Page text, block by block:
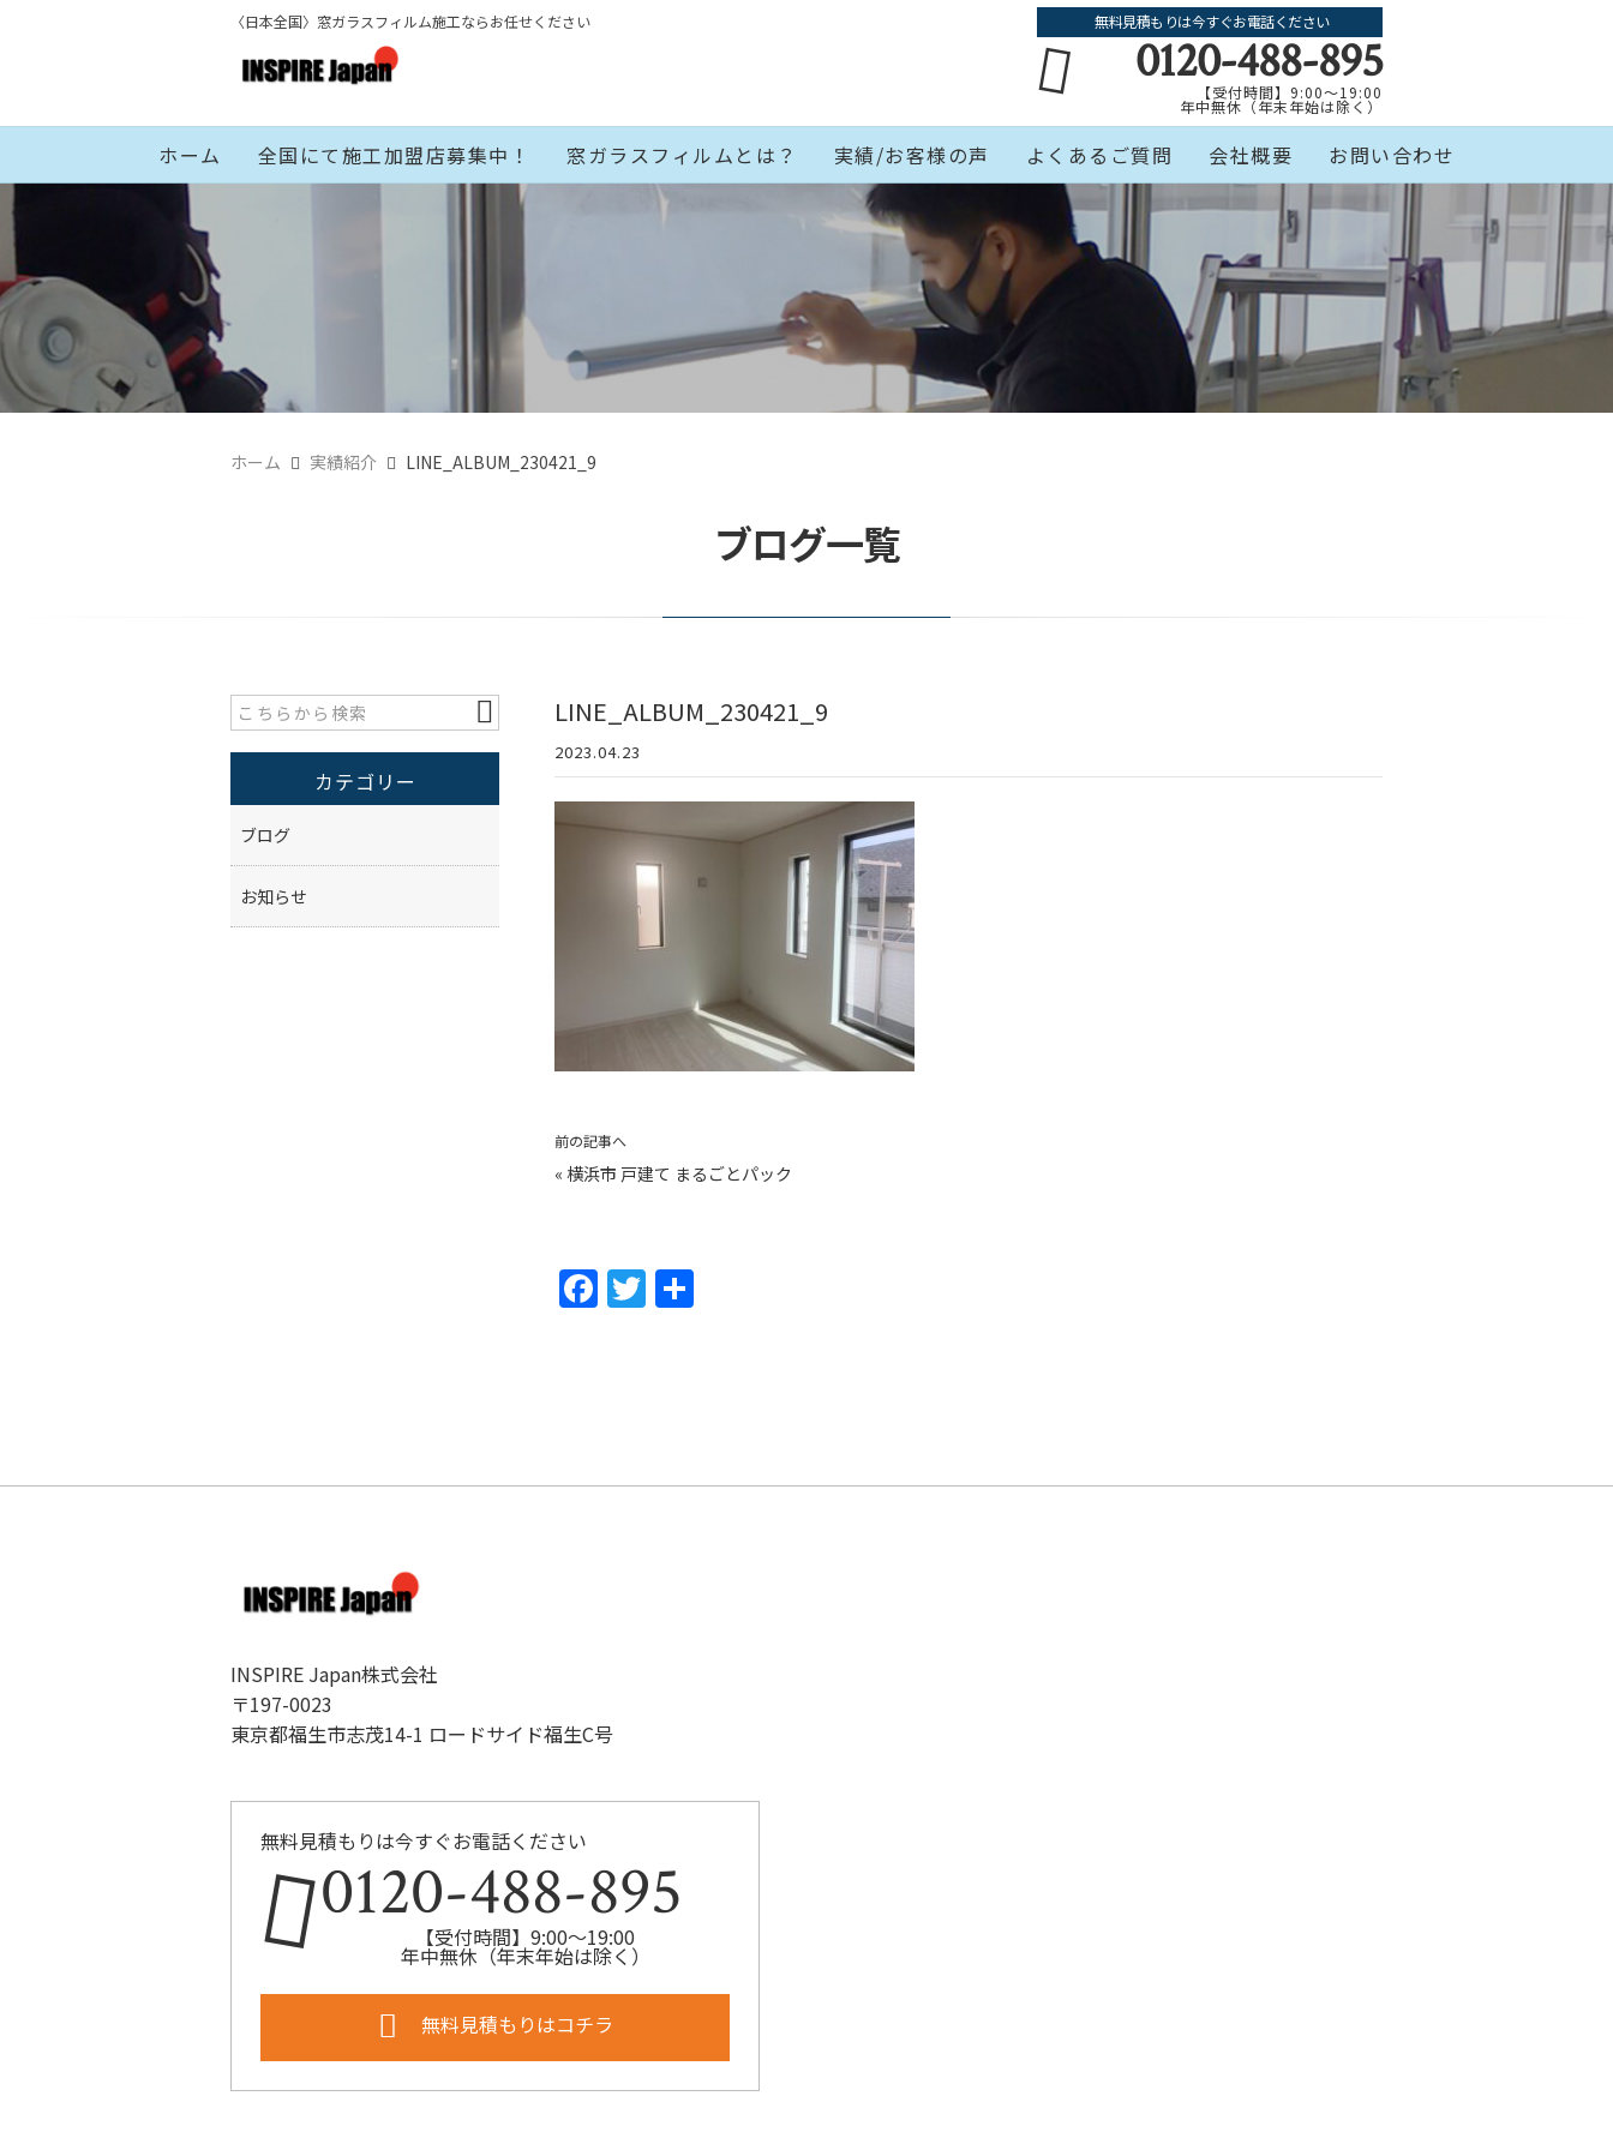
〈日本全国〉窓ガラスフィルム施工ならお任せください 無料見積もりは今すぐお電話ください
0120-488-895
【受付時間】9:00～19:00
年中無休（年末年始は除く）
ホーム 全国にて施工加盟店募集中！ 窓ガラスフィルムとは？ 実績/お客様の声 よくあるご質問 会社概要 お問い合わせ
ホーム 実績紹介 LINE_ALBUM_230421_9
ブログ一覧
LINE_ALBUM_230421_9
2023.04.23
前の記事へ
« 横浜市 戸建て まるごとパック
F
o
T
カテゴリー
ブログ
お知らせ
INSPIRE Japan株式会社
〒197-0023
東京都福生市志茂14-1 ロードサイド福生C号
無料見積もりは今すぐお電話ください
0120-488-895
【受付時間】9:00～19:00
年中無休（年末年始は除く）
無料見積もりはコチラ